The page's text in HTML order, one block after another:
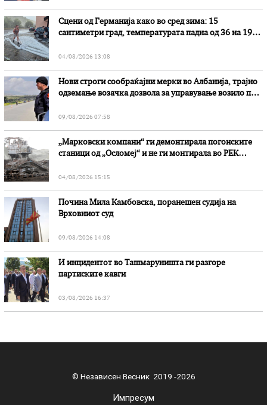
Сцени од Германија како во сред зима: 15
сантиметри град, температурата падна од 36 на 19
04/08/2026 13:08
Нови строги сообраќајни мерки во Aлбанија, трајно
одземање возачка дозвола за управување возило под
09/08/2026 07:58
„Марковски компани“ ги демонтирала погонските
станици од „Осломеј“ и не ги монтирала во РЕК
04/08/2026 15:15
Почина Мила Камбовска, поранешен судија на
Врховниот суд
09/08/2026 14:08
И инцидентот во Ташмаруништa ги разгоре
партиските кавги
03/08/2026 16:37
© Независен Весник 2019 -2026
Импресум